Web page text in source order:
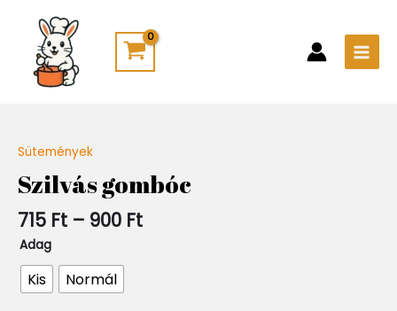
content
Sütemények
Szilvás gombóc
715 Ft – 900 Ft
715 Ft
-
900 Ft
Adag
Kis Normál